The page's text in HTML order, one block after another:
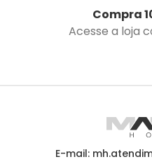
Compra
Acesse a loja
E-mail: